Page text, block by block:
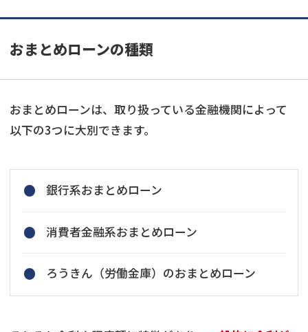
おまとめローンの種類
おまとめローンは、取り扱っている金融機関によって
以下の3つに大別できます。
銀行系おまとめローン
消費者金融系おまとめローン
ろうきん（労働金庫）のおまとめローン